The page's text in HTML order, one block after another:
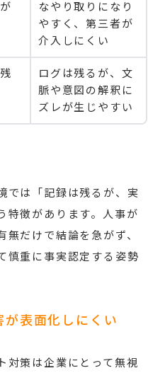
なやり取りになり
やすく、第三者が
介入しにくい
ログは残るが、文
脈や意図の解釈に
ズレが生じやすい
では「記録は残るが、実
特徴があります。人事が
だけで結論を急がず、
慎重に事実認定する姿勢
が表面化しにくい
対策は企業にとって無視